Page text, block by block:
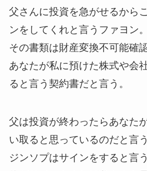
父さんに投資を急がせるから
ンをしてくれと言うファヨン。
その書類は財産変換不可能確
あなたが私に預けた株式や会
ると言う契約書だと言う。
父は投資が終わったらあなた
い取ると思っているのだと言う
ジンソプはサインをすると言う